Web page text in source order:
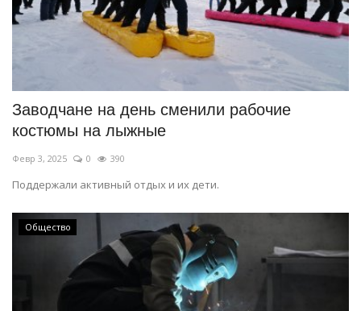
Заводчане на день сменили рабочие
костюмы на лыжные
Февр 3, 2025 0 390
Поддержали активный отдых и их дети.
Общество